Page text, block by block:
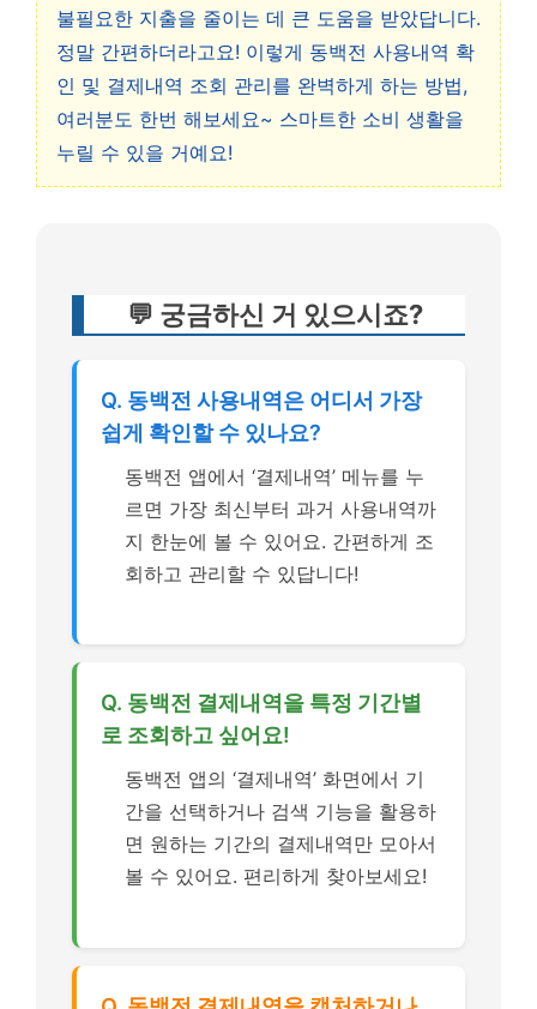
불필요한 지출을 줄이는 데 큰 도움을 받았답니다.
정말 간편하더라고요! 이렇게 동백전 사용내역 확
인 및 결제내역 조회 관리를 완벽하게 하는 방법,
여러분도 한번 해보세요~ 스마트한 소비 생활을
누릴 수 있을 거예요!
💬 궁금하신 거 있으시죠?
Q. 동백전 사용내역은 어디서 가장
쉽게 확인할 수 있나요?
동백전 앱에서 ‘결제내역’ 메뉴를 누
르면 가장 최신부터 과거 사용내역까
지 한눈에 볼 수 있어요. 간편하게 조
회하고 관리할 수 있답니다!
Q. 동백전 결제내역을 특정 기간별
로 조회하고 싶어요!
동백전 앱의 ‘결제내역’ 화면에서 기
간을 선택하거나 검색 기능을 활용하
면 원하는 기간의 결제내역만 모아서
볼 수 있어요. 편리하게 찾아보세요!